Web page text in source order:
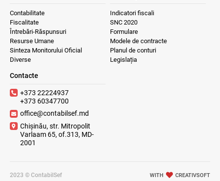
Contabilitate
Fiscalitate
Întrebări-Răspunsuri
Resurse Umane
Sinteza Monitorului Oficial
Diverse
Indicatori fiscali
SNC 2020
Formulare
Modele de contracte
Planul de conturi
Legislația
Contacte
+373 22224937
+373 60347700
office@contabilsef.md
Chișinău, str. Mitropolit
Varlaam 65, of.313, MD-
2001
2023 © ContabilSef WITH CREATIVSOFT